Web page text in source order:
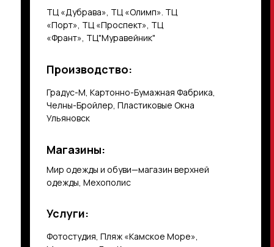
Магазины:
Производство:
Услуги:
Мир одежды и обуви—магазин верхней
одежды, Мехополис
ТЦ «Дубрава», ТЦ «Олимп». ТЦ
«Порт», ТЦ «Проспект», ТЦ
«Франт», ТЦ"Муравейник"
Фотостудия, Пляж «Камское Море»,
Градус-М, Картонно-Бумажная Фабрика,
Челны-Бройлер, Пластиковые Окна
Ульяновск